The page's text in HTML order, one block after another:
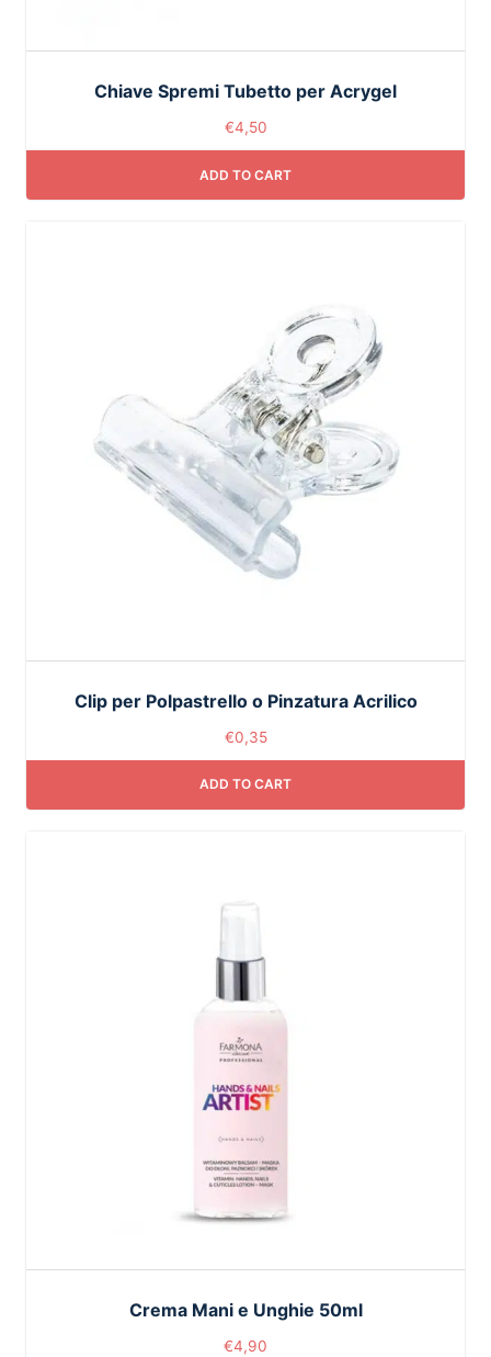
Chiave Spremi Tubetto per Acrygel
€4,50
ADD TO CART
Clip per Polpastrello o Pinzatura Acrilico
€0,35
ADD TO CART
Crema Mani e Unghie 50ml
€4,90